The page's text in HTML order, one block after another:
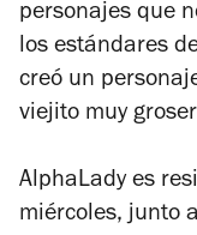
personajes que
los estándares
creó un
viejito muy
AlphaLady es
miércoles, junto a